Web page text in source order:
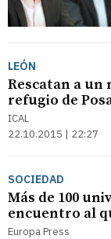
LEÓN
Rescatan a
refugio de
ICAL
22.10.2015 | 22:27
SOCIEDAD
Más de 100
encuentro al
Europa Press